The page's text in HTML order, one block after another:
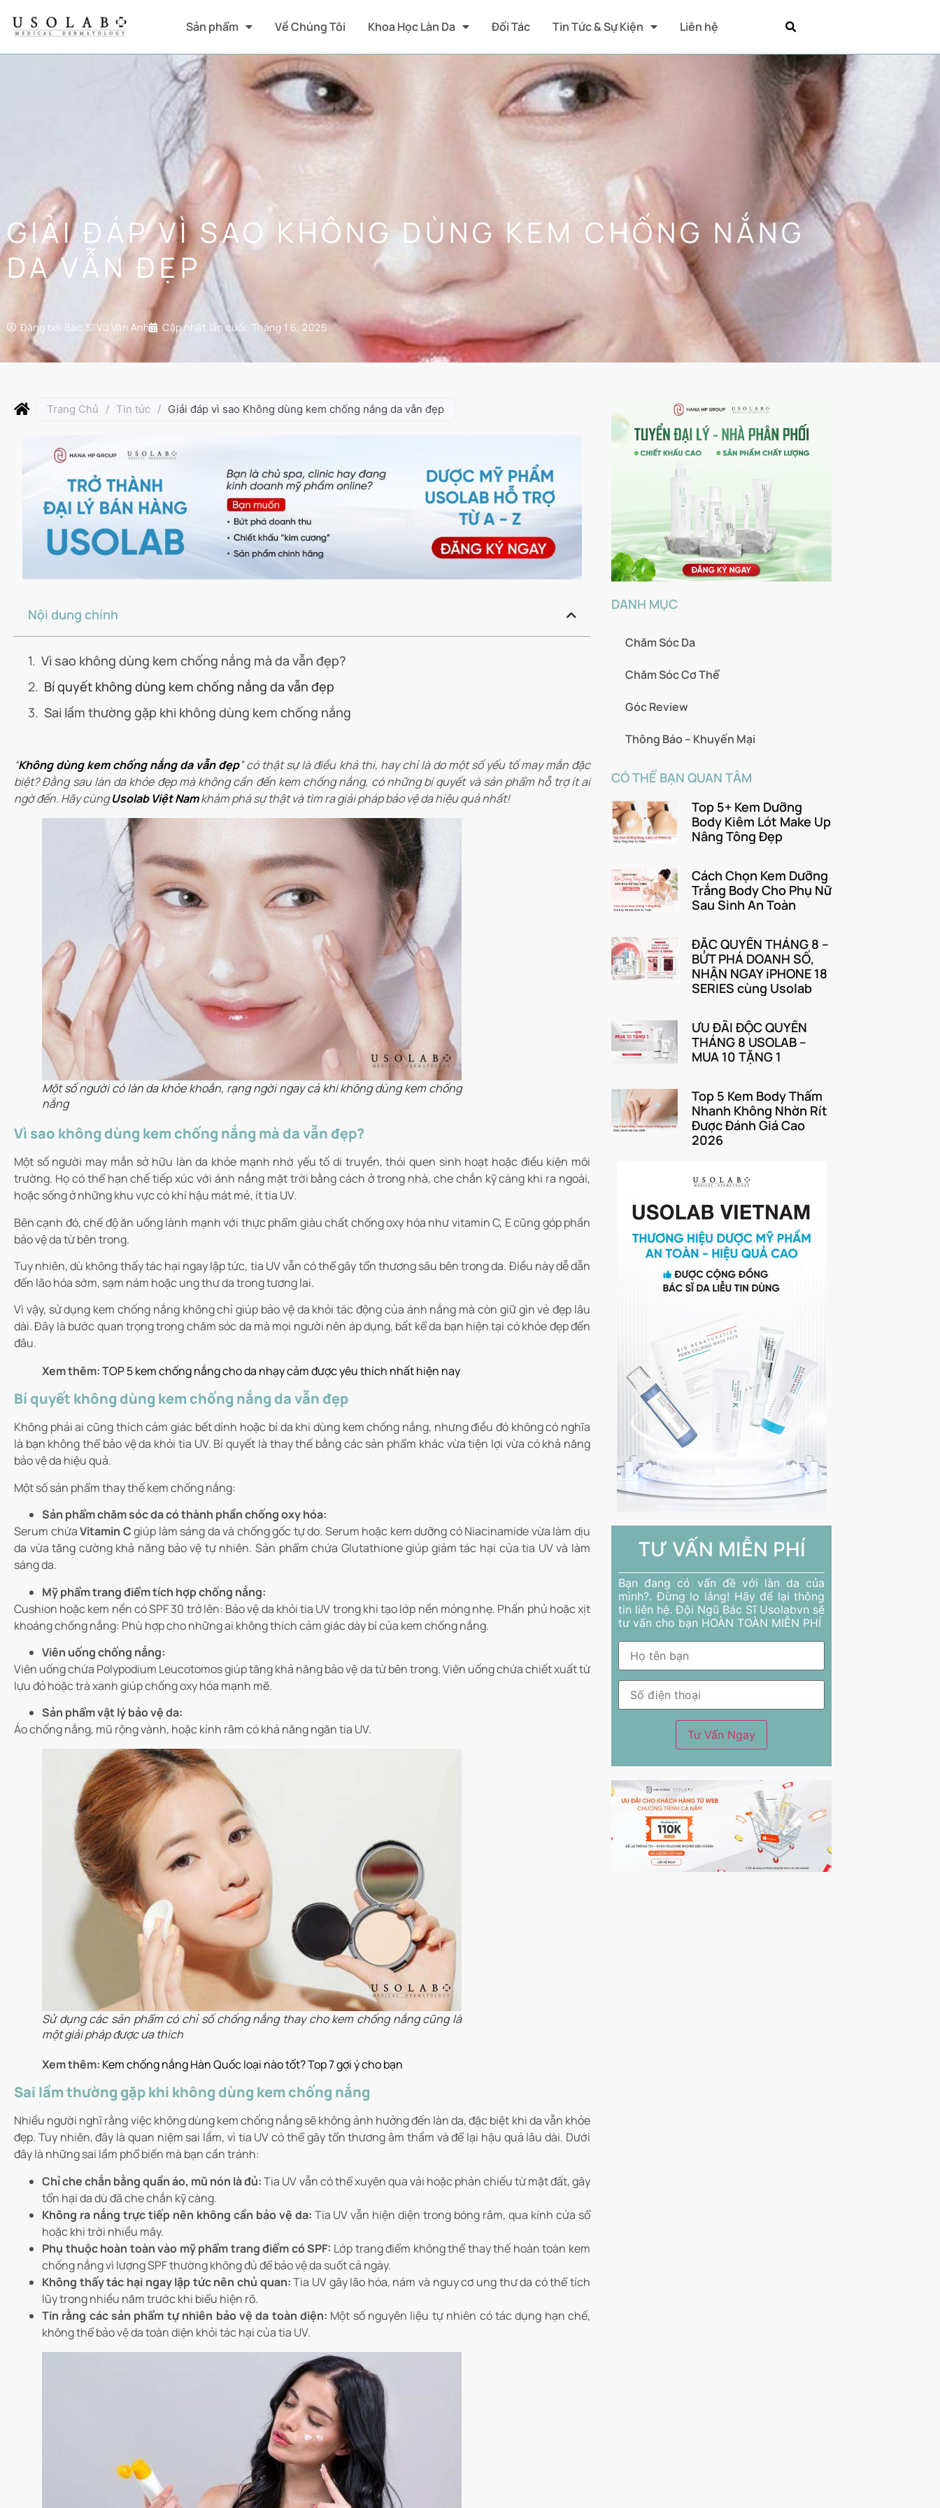
Sản phẩm Về Chúng Tôi Khoa Học Làn Da Đối Tác Tin Tức & Sự Kiện Liên hệ
GIẢI ĐÁP VÌ SAO KHÔNG DÙNG KEM CHỐNG NẮNG
DA VẪN ĐẸP
Đăng bởi Bác Sĩ Vũ Vân Anh Cập nhật lần cuối: Tháng 1 6, 2025
Trang Chủ / Tin tức / Giải đáp vì sao Không dùng kem chống nắng da vẫn đẹp
Nội dung chính
Vì sao không dùng kem chống nắng mà da vẫn đẹp?
Bí quyết không dùng kem chống nắng da vẫn đẹp
Sai lầm thường gặp khi không dùng kem chống nắng
“Không dùng kem chống nắng da vẫn đẹp” có thật sự là điều khả thi, hay chỉ là do một số yếu tố may mắn đặc
biệt? Đằng sau làn da khỏe đẹp mà không cần đến kem chống nắng, có những bí quyết và sản phẩm hỗ trợ ít ai
ngờ đến. Hãy cùngUsolabViệt Namkhám phá sự thật và tìm ra giải pháp bảo vệ da hiệu quả nhất!
Một số người có làn da khỏe khoắn, rạng ngời ngay cả khi không dùng kem chống
nắng
Vì sao không dùng kem chống nắng mà da vẫn đẹp?
Một số người may mắn sở hữu làn da khỏe mạnh nhờ yếu tố di truyền, thói quen sinh hoạt hoặc điều kiện môi
trường. Họ có thể hạn chế tiếp xúc với ánh nắng mặt trời bằng cách ở trong nhà, che chắn kỹ càng khi ra ngoài,
hoặc sống ở những khu vực có khí hậu mát mẻ, ít tia UV.
Bên cạnh đó, chế độ ăn uống lành mạnh với thực phẩm giàu chất chống oxy hóa như vitamin C, E cũng góp phần
bảo vệ da từ bên trong.
Tuy nhiên, dù không thấy tác hại ngay lập tức, tia UV vẫn có thể gây tổn thương sâu bên trong da. Điều này dễ dẫn
đến lão hóa sớm, sạm nám hoặc ung thư da trong tương lai.
Vì vậy, sử dụng kem chống nắng không chỉ giúp bảo vệ da khỏi tác động của ánh nắng mà còn giữ gìn vẻ đẹp lâu
dài. Đây là bước quan trọng trong chăm sóc da mà mọi người nên áp dụng, bất kể da bạn hiện tại có khỏe đẹp đến
đâu.
Xem thêm:TOP 5 kem chống nắng cho da nhạy cảm được yêu thích nhất hiện nay
Bí quyết không dùng kem chống nắng da vẫn đẹp
Không phải ai cũng thích cảm giác bết dính hoặc bí da khi dùng kem chống nắng, nhưng điều đó không có nghĩa
là bạn không thể bảo vệ da khỏi tia UV. Bí quyết là thay thế bằng các sản phẩm khác vừa tiện lợi vừa có khả năng
bảo vệ da hiệu quả.
Một số sản phẩm thay thế kem chống nắng:
Sản phẩm chăm sóc da có thành phần chống oxy hóa:
Serum chứaVitamin Cgiúp làm sáng da và chống gốc tự do. Serum hoặc kem dưỡng có Niacinamide vừa làm dịu
da vừa tăng cường khả năng bảo vệ tự nhiên. Sản phẩm chứa Glutathione giúp giảm tác hại của tia UV và làm
sáng da.
Mỹ phẩm trang điểm tích hợp chống nắng:
Cushion hoặc kem nền có SPF 30 trở lên: Bảo vệ da khỏi tia UV trong khi tạo lớp nền mỏng nhẹ. Phấn phủ hoặc xịt
khoáng chống nắng: Phù hợp cho những ai không thích cảm giác dày bí của kem chống nắng.
Viên uống chống nắng:
Viên uống chứa Polypodium Leucotomos giúp tăng khả năng bảo vệ da từ bên trong. Viên uống chứa chiết xuất từ
lựu đỏ hoặc trà xanh giúp chống oxy hóa mạnh mẽ.
Sản phẩm vật lý bảo vệ da:
Áo chống nắng, mũ rộng vành, hoặc kính râm có khả năng ngăn tia UV.
Sử dụng các sản phẩm có chỉ số chống nắng thay cho kem chống nắng cũng là
một giải pháp được ưa thích
Xem thêm: Kem chống nắng Hàn Quốc loại nào tốt? Top 7 gợi ý cho bạn
Sai lầm thường gặp khi không dùng kem chống nắng
Nhiều người nghĩ rằng việc không dùng kem chống nắng sẽ không ảnh hưởng đến làn da, đặc biệt khi da vẫn khỏe
đẹp. Tuy nhiên, đây là quan niệm sai lầm, vì tia UV có thể gây tổn thương âm thầm và để lại hậu quả lâu dài. Dưới
đây là những sai lầm phổ biến mà bạn cần tránh:
Chỉ che chắn bằng quần áo, mũ nón là đủ:Tia UV vẫn có thể xuyên qua vải hoặc phản chiếu từ mặt đất, gây
tổn hại da dù đã che chắn kỹ càng.
Không ra nắng trực tiếp nên không cần bảo vệ da: Tia UV vẫn hiện diện trong bóng râm, qua kính cửa sổ
hoặc khi trời nhiều mây.
Phụ thuộc hoàn toàn vào mỹ phẩm trang điểm có SPF: Lớp trang điểm không thể thay thế hoàn toàn kem
chống nắng vì lượng SPF thường không đủ để bảo vệ da suốt cả ngày.
Không thấy tác hại ngay lập tức nên chủ quan:Tia UV gây lão hóa, nám và nguy cơ ung thư da có thể tích
lũy trong nhiều năm trước khi biểu hiện rõ.
Tin rằng các sản phẩm tự nhiên bảo vệ da toàn diện: Một số nguyên liệu tự nhiên có tác dụng hạn chế,
không thể bảo vệ da toàn diện khỏi tác hại của tia UV.
DANH MỤC
Chăm Sóc Da
Chăm Sóc Cơ Thể
Góc Review
Thông Báo – Khuyến Mại
CÓ THỂ BẠN QUAN TÂM
Top 5+ Kem Dưỡng
Body Kiêm Lót Make Up
Nâng Tông Đẹp
Cách Chọn Kem Dưỡng
Trắng Body Cho Phụ Nữ
Sau Sinh An Toàn
ĐẶC QUYỀN THÁNG 8 –
BỨT PHÁ DOANH SỐ,
NHẬN NGAY iPHONE 18
SERIES cùng Usolab
ƯU ĐÃI ĐỘC QUYỀN
THÁNG 8 USOLAB –
MUA 10 TẶNG 1
Top 5 Kem Body Thấm
Nhanh Không Nhờn Rít
Được Đánh Giá Cao
2026
TƯ VẤN MIỄN PHÍ
Bạn đang có vấn đề với làn da của
mình?. Đừng lo lắng! Hãy để lại thông
tin liên hệ. Đội Ngũ Bác Sĩ Usolabvn sẽ
tư vấn cho bạn HOÀN TOÀN MIỄN PHÍ